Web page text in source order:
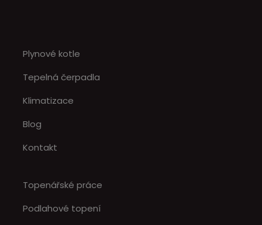
Plynové kotle
Tepelná čerpadla
Klimatizace
Blog
Kontakt
Topenářské práce
Podlahové topení